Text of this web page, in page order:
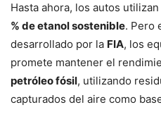
Hasta ahora, los autos
% de etanol sostenible. Pero
desarrollado por la FIA, los
promete mantener el
petróleo fósil, utilizando
capturados del aire como